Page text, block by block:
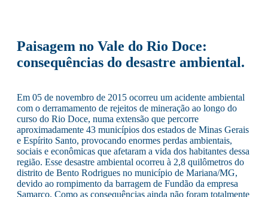
Paisagem no Vale do Rio Doce:
consequências do desastre ambiental.
Em 05 de novembro de 2015 ocorreu um acidente ambiental
com o derramamento de rejeitos de mineração ao longo do
curso do Rio Doce, numa extensão que percorre
aproximadamente 43 municípios dos estados de Minas Gerais
e Espírito Santo, provocando enormes perdas ambientais,
sociais e econômicas que afetaram a vida dos habitantes dessa
região. Esse desastre ambiental ocorreu à 2,8 quilômetros do
distrito de Bento Rodrigues no município de Mariana/MG,
devido ao rompimento da barragem de Fundão da empresa
Samarco. Como as consequências ainda não foram totalmente